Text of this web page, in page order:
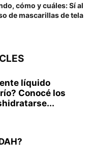
cómo y cuáles: Sí al
de mascarillas de tela
líquido
Conocé los